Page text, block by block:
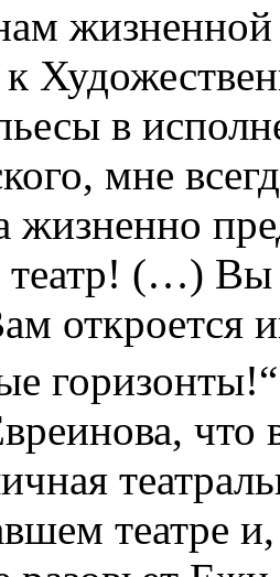
в
мне
жизненно
театр! (…) Вы
откроется
горизонты!“
что
театре